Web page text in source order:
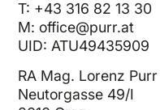
T: +43 316 82 13 30
M: office@purr.at
UID: ATU49435909
RA Mag. Lorenz Purr
Neutorgasse 49/I